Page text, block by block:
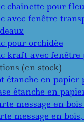
chaînette pour
avec fenêtre
pour orchidée
kraft avec
(en stock)
étanche en
étanche en
message en
message en